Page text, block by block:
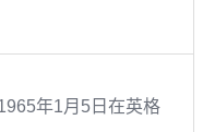
年1月5日在英格